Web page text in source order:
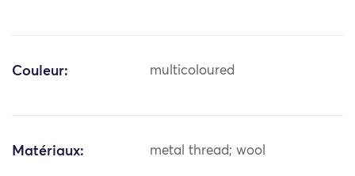
Couleur: multicoloured
Matériaux: metal thread; wool